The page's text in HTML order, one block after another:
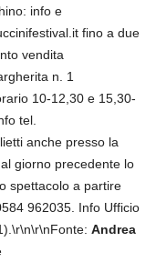
info e
fino a due
vendita
n. 1
10-12,30 e 15,30-
tel.
anche presso la
giorno precedente lo
spettacolo a partire
962035. Info Ufficio
Andrea